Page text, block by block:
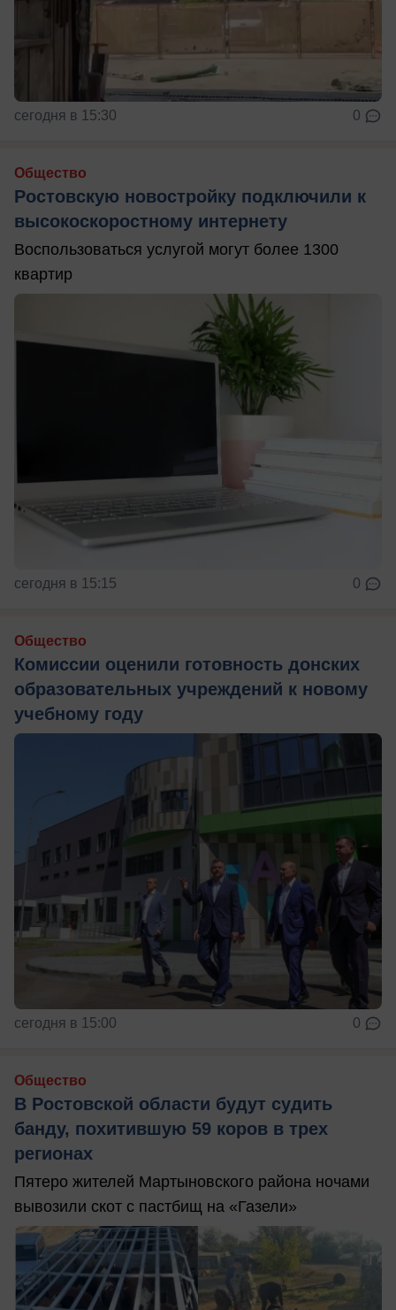
сегодня в 15:30 0
Общество
Ростовскую новостройку подключили к
высокоскоростному интернету
Воспользоваться услугой могут более 1300
квартир
сегодня в 15:15 0
Общество
Комиссии оценили готовность донских
образовательных учреждений к новому
учебному году
сегодня в 15:00 0
Общество
В Ростовской области будут судить
банду, похитившую 59 коров в трех
регионах
Пятеро жителей Мартыновского района ночами
вывозили скот с пастбищ на «Газели»